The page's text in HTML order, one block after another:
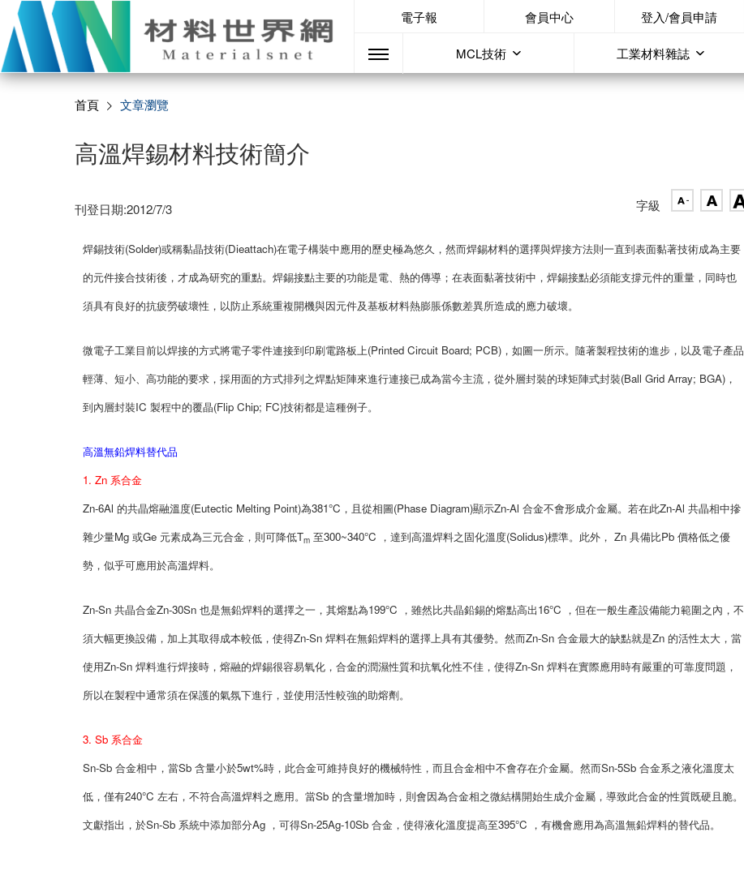
電子報 會員中心 登入/會員申請
MCL技術 工業材料雜誌
首頁 文章瀏覽
高溫焊錫材料技術簡介
刊登日期:2012/7/3 字級
焊錫技術(Solder)或稱黏晶技術(Dieattach)在電子構裝中應用的歷史極為悠久，然而焊錫材料的選擇與焊接方法則一直到表面黏著技術成為主要
的元件接合技術後，才成為研究的重點。焊錫接點主要的功能是電、熱的傳導；在表面黏著技術中，焊錫接點必須能支撐元件的重量，同時也
須具有良好的抗疲勞破壞性，以防止系統重複開機與因元件及基板材料熱膨脹係數差異所造成的應力破壞。
微電子工業目前以焊接的方式將電子零件連接到印刷電路板上(Printed Circuit Board; PCB)，如圖一所示。隨著製程技術的進步，以及電子產品
輕薄、短小、高功能的要求，採用面的方式排列之焊點矩陣來進行連接已成為當今主流，從外層封裝的球矩陣式封裝(Ball Grid Array; BGA)，
到內層封裝IC 製程中的覆晶(Flip Chip; FC)技術都是這種例子。
高溫無鉛焊料替代品
1. Zn 系合金
Zn-6Al 的共晶熔融溫度(Eutectic Melting Point)為381°C，且從相圖(Phase Diagram)顯示Zn-Al 合金不會形成介金屬。若在此Zn-Al 共晶相中摻
雜少量Mg 或Ge 元素成為三元合金，則可降低Tm 至300~340°C ，達到高溫焊料之固化溫度(Solidus)標準。此外， Zn 具備比Pb 價格低之優
勢，似乎可應用於高溫焊料。
Zn-Sn 共晶合金Zn-30Sn 也是無鉛焊料的選擇之一，其熔點為199°C ，雖然比共晶鉛錫的熔點高出16°C ，但在一般生產設備能力範圍之內，不
須大幅更換設備，加上其取得成本較低，使得Zn-Sn 焊料在無鉛焊料的選擇上具有其優勢。然而Zn-Sn 合金最大的缺點就是Zn 的活性太大，當
使用Zn-Sn 焊料進行焊接時，熔融的焊錫很容易氧化，合金的潤濕性質和抗氧化性不佳，使得Zn-Sn 焊料在實際應用時有嚴重的可靠度問題，
所以在製程中通常須在保護的氣氛下進行，並使用活性較強的助熔劑。
3. Sb 系合金
Sn-Sb 合金相中，當Sb 含量小於5wt%時，此合金可維持良好的機械特性，而且合金相中不會存在介金屬。然而Sn-5Sb 合金系之液化溫度太
低，僅有240°C 左右，不符合高溫焊料之應用。當Sb 的含量增加時，則會因為合金相之微結構開始生成介金屬，導致此合金的性質既硬且脆。
文獻指出，於Sn-Sb 系統中添加部分Ag ，可得Sn-25Ag-10Sb 合金，使得液化溫度提高至395°C ，有機會應用為高溫無鉛焊料的替代品。